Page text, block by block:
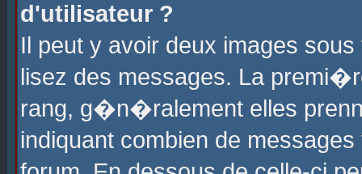
d'utilisateur ?
Il peut y avoir deux images
lisez des messages. La
rang, g�n�ralement elles
indiquant combien de